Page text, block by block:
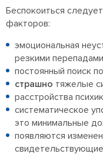
Беспокоиться
факторов:
эмоциональная
резкими
постоянный поиск
страшно тяжелые
расстройства
систематическое
это минимальные
появляются